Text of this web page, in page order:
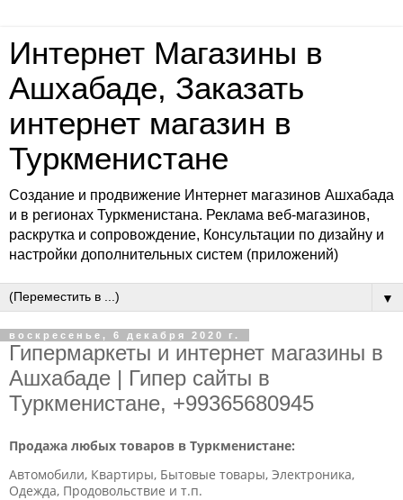
Интернет Магазины в
Ашхабаде, Заказать
интернет магазин в
Туркменистане
Создание и продвижение Интернет магазинов Ашхабада
и в регионах Туркменистана. Реклама веб-магазинов,
раскрутка и сопровождение, Консультации по дизайну и
настройки дополнительных систем (приложений)
▼
воскресенье, 6 декабря 2020 г.
Гипермаркеты и интернет магазины в
Ашхабаде | Гипер сайты в
Туркменистане, +99365680945
Продажа любых товаров в Туркменистане:
Автомобили, Квартиры, Бытовые товары, Электроника,
Одежда, Продовольствие и т.п.